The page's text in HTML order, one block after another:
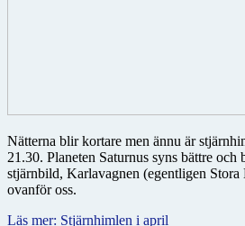
Nätterna blir kortare men ännu är
21.30. Planeten Saturnus syns bättre och
stjärnbild, Karlavagnen (egentligen
ovanför oss.
Läs mer: Stjärnhimlen i april